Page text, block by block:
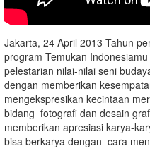
Jakarta, 24 April 2013 Tahun
program Temukan
pelestarian nilai-nilai seni
dengan memberikan
mengekspresikan kecintaan
bidang fotografi dan desain
memberikan apresiasi karya-
bisa berkarya dengan cara